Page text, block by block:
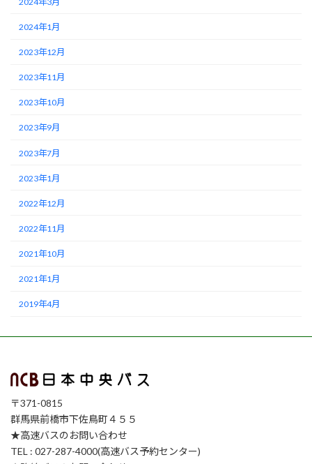
2024年1月
2023年12月
2023年11月
2023年10月
2023年9月
2023年7月
2023年1月
2022年12月
2022年11月
2021年10月
2021年1月
2019年4月
〒371-0815
群馬県前橋市下佐鳥町４５５
★高速バスのお問い合わせ
TEL : 027-287-4000(高速バス予約センター)